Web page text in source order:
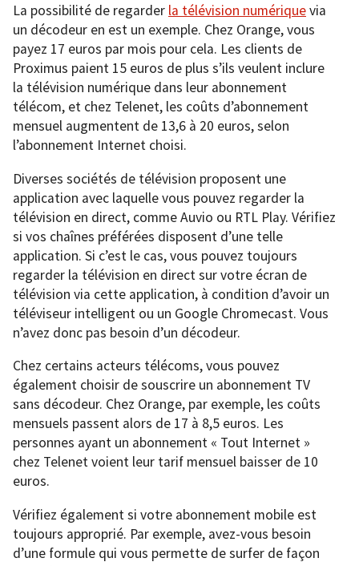
La possibilité de regarder la télévision numériquevia
un décodeur en est un exemple. Chez Orange, vous
payez 17 euros par mois pour cela. Les clients de
Proximus paient 15 euros de plus s’ils veulent inclure
la télévision numérique dans leur abonnement
télécom, et chez Telenet, les coûts d’abonnement
mensuel augmentent de 13,6 à 20 euros, selon
l’abonnement Internet choisi.
Diverses sociétés de télévision proposent une
application avec laquelle vous pouvez regarder la
télévision en direct, comme Auvio ou RTL Play. Vérifiez
si vos chaînes préférées disposent d’une telle
application. Si c’est le cas, vous pouvez toujours
regarder la télévision en direct sur votre écran de
télévision via cette application, à condition d’avoir un
téléviseur intelligent ou un Google Chromecast. Vous
n’avez donc pas besoin d’un décodeur.
Chez certains acteurs télécoms, vous pouvez
également choisir de souscrire un abonnement TV
sans décodeur. Chez Orange, par exemple, les coûts
mensuels passent alors de 17 à 8,5 euros. Les
personnes ayant un abonnement « Tout Internet »
chez Telenet voient leur tarif mensuel baisser de 10
euros.
Vérifiez également si votre abonnement mobile est
toujours approprié. Par exemple, avez-vous besoin
d’une formule qui vous permette de surfer de façon